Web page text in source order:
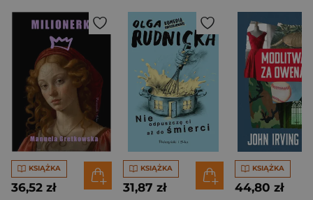
KSIĄŻKA
36,52 zł
KSIĄŻKA
31,87 zł
KSIĄŻKA
44,80 zł